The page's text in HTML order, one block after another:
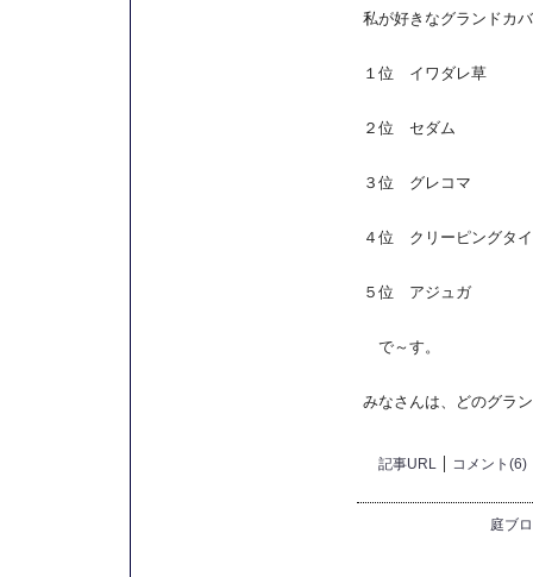
私が好きなグランドカ
１位 イワダレ草
２位 セダム
３位 グレコマ
４位 クリーピングタ
５位 アジュガ
で～す。
みなさんは、どのグラ
記事URL コメント(6)
庭ブ